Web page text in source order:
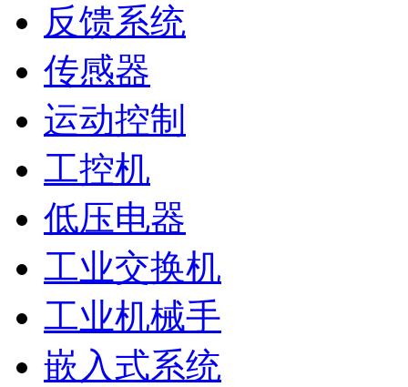
反馈系统
传感器
运动控制
工控机
低压电器
工业交换机
工业机械手
嵌入式系统